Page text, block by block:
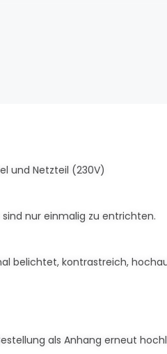
und Netzteil (230V)
nur einmalig zu entrichten.
belichtet, kontrastreich,
als Anhang erneut